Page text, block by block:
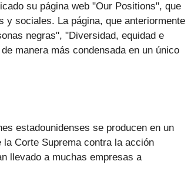
su página web "Our Positions", que
sociales. La página, que anteriormente
negras", "Diversidad, equidad e
manera más condensada en un único
estadounidenses se producen en un
Corte Suprema contra la acción
llevado a muchas empresas a